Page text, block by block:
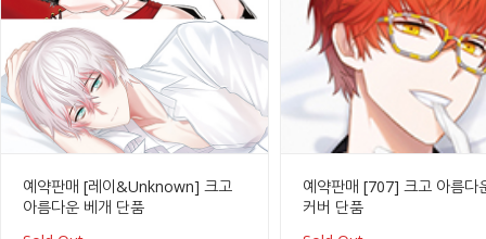
예약판매 [레이&Unknown] 크고
아름다운 베개 단품
예약판매 [707] 크고 아름다
커버 단품